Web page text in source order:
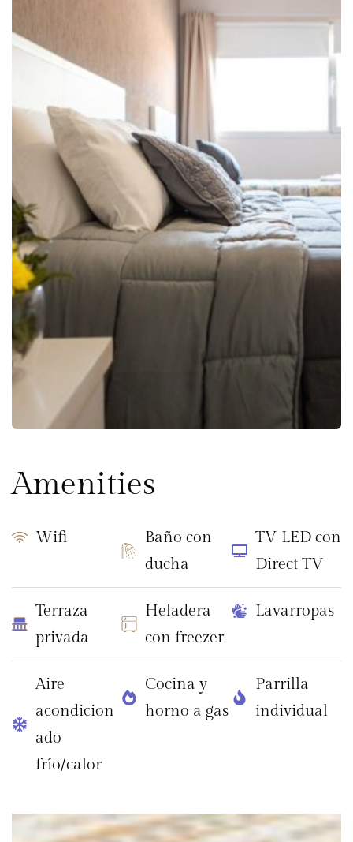
Amenities
Wifi
Baño con
ducha
TV LED con
Direct TV
Terraza
privada
Heladera
con freezer
Lavarropas
Aire
acondicion
ado
frío/calor
Cocina y
horno a gas
Parrilla
individual